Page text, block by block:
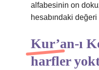
alfabesinin on
hesabındaki değeri
Kur’an-ı
harfler